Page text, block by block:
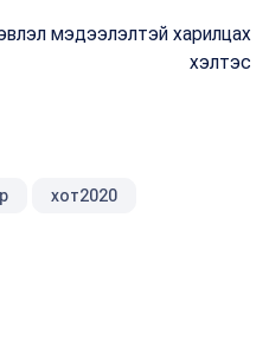
мэдээлэлтэй харилцах
хэлтэс
хот2020